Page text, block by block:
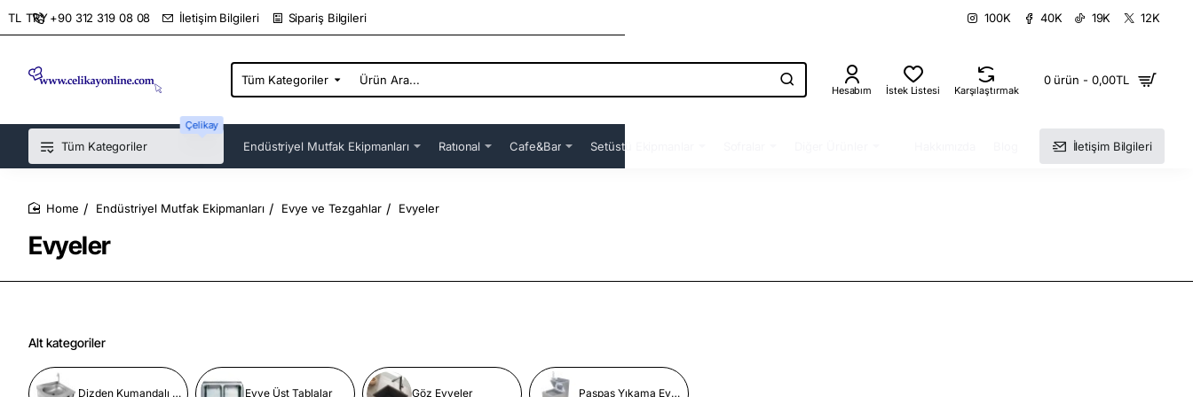
+90 312 319 08 08 İletişim Bilgileri Sipariş Bilgileri
TL TRY 100K 40K 19K 12K
Tüm Kategoriler
Ürün
Ara...
Hesabım İstek Listesi Karşılaştırmak
0 ürün - 0,00TL
Tüm Kategoriler
Çelikay
Endüstriyel Mutfak Ekipmanları Ratıonal Cafe&Bar Setüstü Ekipmanlar İletişim Bilgileri
Evyeler
Endüstriyel Mutfak Ekipmanları Evye ve Tezgahlar Evyeler
Alt kategoriler
Dizden Kumandalı Evyeler Evye Üst Tablalar Göz Evyeler Paspas Yıkama Evyeleri